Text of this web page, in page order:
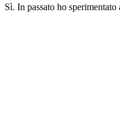
Sì. In passato ho